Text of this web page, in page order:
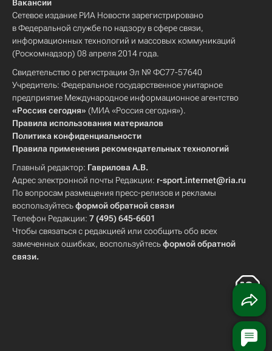
Вакансии
Сетевое издание РИА Новости зарегистрировано
в Федеральной службе по надзору в сфере связи,
информационных технологий и массовых коммуникаций
(Роскомнадзор) 08 апреля 2014 года.
Свидетельство о регистрации Эл № ФС77-57640
Учредитель: Федеральное государственное унитарное
предприятие Международное информационное агентство
«Россия сегодня» (МИА «Россия сегодня»).
Правила использования материалов
Политика конфиденциальности
Правила применения рекомендательных технологий
Главный редактор: Гаврилова А.В.
Адрес электронной почты Редакции: r-sport.internet@ria.ru
По вопросам размещения пресс-релизов и рекламы
воспользуйтесьформой обратной связи
Телефон Редакции: 7 (495) 645-6601
Чтобы связаться с редакцией или сообщить обо всех
замеченных ошибках, воспользуйтесьформой обратной
связи.